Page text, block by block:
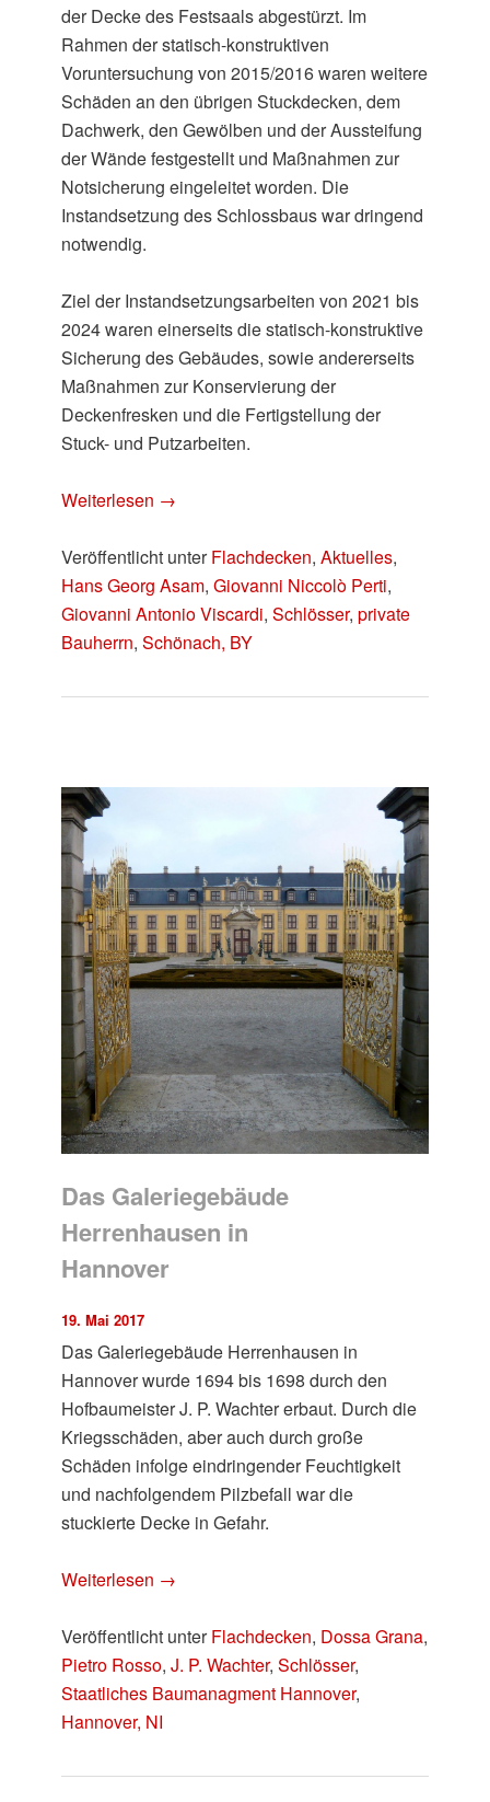
der Decke des Festsaals abgestürzt. Im
Rahmen der statisch-konstruktiven
Voruntersuchung von 2015/2016 waren weitere
Schäden an den übrigen Stuckdecken, dem
Dachwerk, den Gewölben und der Aussteifung
der Wände festgestellt und Maßnahmen zur
Notsicherung eingeleitet worden. Die
Instandsetzung des Schlossbaus war dringend
notwendig.
Ziel der Instandsetzungsarbeiten von 2021 bis
2024 waren einerseits die statisch-konstruktive
Sicherung des Gebäudes, sowie andererseits
Maßnahmen zur Konservierung der
Deckenfresken und die Fertigstellung der
Stuck- und Putzarbeiten.
Weiterlesen →
Veröffentlicht unter Flachdecken,Aktuelles,
Hans Georg Asam,Giovanni Niccolò Perti,
Giovanni Antonio Viscardi,Schlösser,private
Bauherrn,Schönach, BY
Das Galeriegebäude
Herrenhausen in
Hannover
19. Mai 2017
Das Galeriegebäude Herrenhausen in
Hannover wurde 1694 bis 1698 durch den
Hofbaumeister J. P. Wachter erbaut. Durch die
Kriegsschäden, aber auch durch große
Schäden infolge eindringender Feuchtigkeit
und nachfolgendem Pilzbefall war die
stuckierte Decke in Gefahr.
Weiterlesen →
Veröffentlicht unter Flachdecken, Dossa Grana,
Pietro Rosso,J. P. Wachter,Schlösser,
Staatliches Baumanagment Hannover,
Hannover, NI